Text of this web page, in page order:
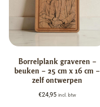
Borrelplank graveren –
beuken – 25 cm x 16 cm –
zelf ontwerpen
€24,95 incl. btw